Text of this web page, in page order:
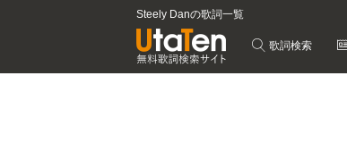
Steely Danの歌詞一覧
歌詞検索